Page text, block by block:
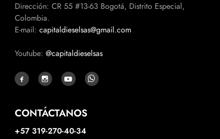
Dirección: CR 55 #13-63 Bogotá, Distrito Especial,
Colombia.
E-mail: capitaldieselsas@gmail.com
Youtube: @capitaldieselsas
CONTÁCTANOS
+57 319-270-40-34